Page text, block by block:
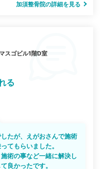
加須整骨院の詳細を見る
スゴビル1階D室
る
たが、えがおさんで施術
てもらいました。
術の事など一緒に解決し
良かったです。